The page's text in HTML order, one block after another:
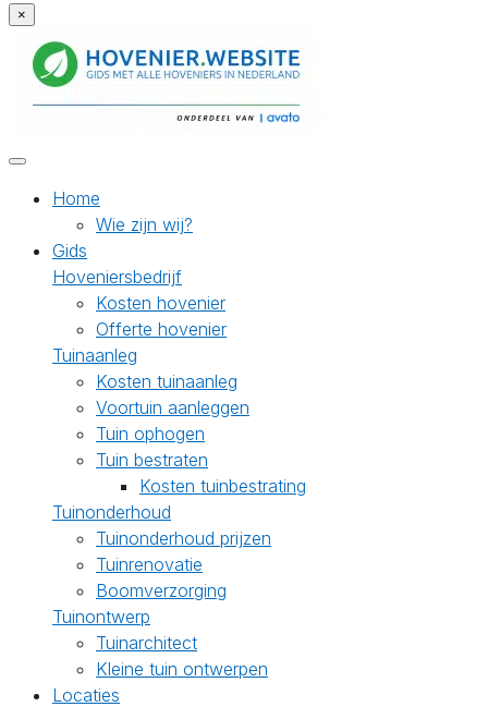
×
Home
Wie zijn wij?
Gids
Hoveniersbedrijf
Kosten hovenier
Offerte hovenier
Tuinaanleg
Kosten tuinaanleg
Voortuin aanleggen
Tuin ophogen
Tuin bestraten
Kosten tuinbestrating
Tuinonderhoud
Tuinonderhoud prijzen
Tuinrenovatie
Boomverzorging
Tuinontwerp
Tuinarchitect
Kleine tuin ontwerpen
Locaties